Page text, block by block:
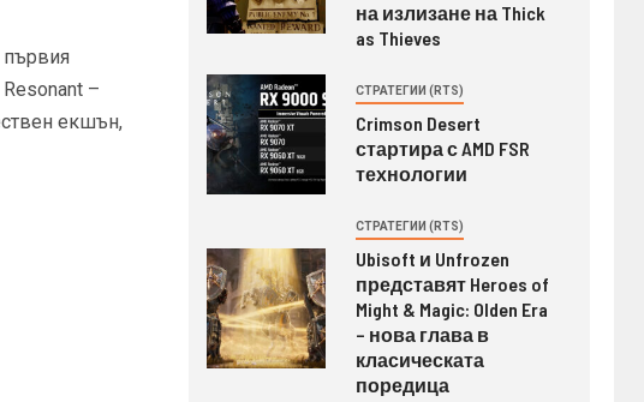
първия
–
екшън,
на излизане на Thick
as Thieves
СТРАТЕГИИ (RTS)
Crimson Desert
стартира с AMD FSR
технологии
СТРАТЕГИИ (RTS)
Ubisoft и Unfrozen
представят Heroes of
Might & Magic: Olden Era
– нова глава в
класическата
поредица